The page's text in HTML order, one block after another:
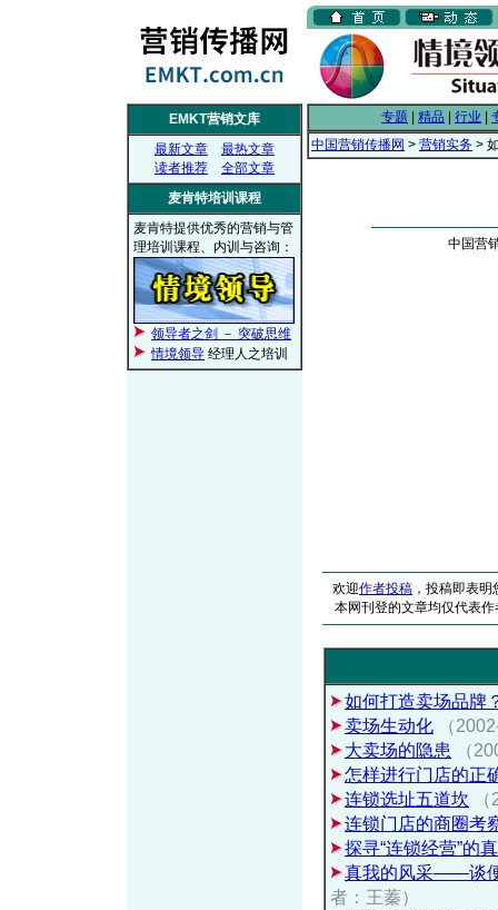
EMKT营销文库
最新文章
最热文章
读者推荐
全部文章
麦肯特培训课程
麦肯特提供优秀的营销与管
理培训课程、内训与咨询：
领导者之剑 － 突破思维
情境领导 经理人之培训
专题 精品 行业
中国营销传播网 > 营销实务 >
中国营
欢迎作者投稿 ，投稿即表
本网刊登的文章均仅代表
如何打造卖场品牌
卖场生动化
（
大卖场的隐患
（
怎样进行门店的正
连锁选址五道坎
连锁门店的商圈考
探寻“连锁经营”的
真我的风采——谈
者：王蓁）